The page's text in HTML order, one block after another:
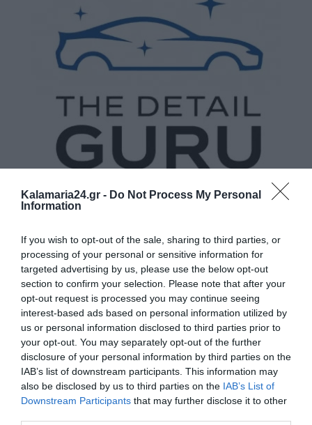
Kalamaria24.gr - Do Not Process My Personal
Information
If you wish to opt-out of the sale, sharing to third parties, or
processing of your personal or sensitive information for
targeted advertising by us, please use the below opt-out
section to confirm your selection. Please note that after your
opt-out request is processed you may continue seeing
interest-based ads based on personal information utilized by
us or personal information disclosed to third parties prior to
your opt-out. You may separately opt-out of the further
disclosure of your personal information by third parties on the
IAB’s list of downstream participants. This information may
also be disclosed by us to third parties on the IAB’s List of
Downstream Participants that may further disclose it to other